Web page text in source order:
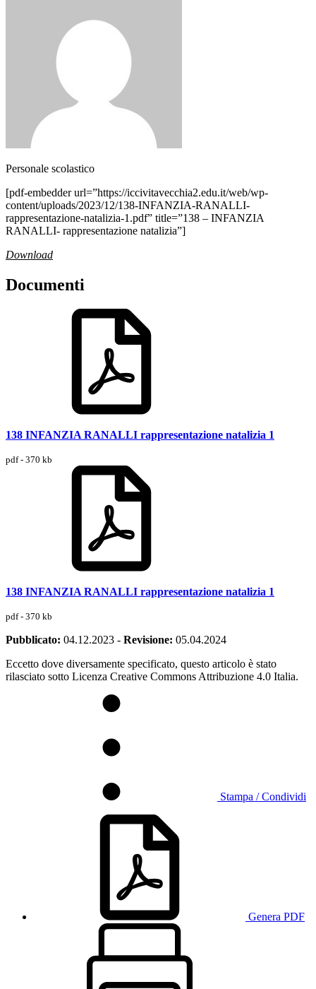
Personale scolastico
[pdf-embedder url=”https://iccivitavecchia2.edu.it/web/wp-
content/uploads/2023/12/138-INFANZIA-RANALLI-
rappresentazione-natalizia-1.pdf” title=”138 – INFANZIA
RANALLI- rappresentazione natalizia”]
Download
Documenti
138 INFANZIA RANALLI rappresentazione natalizia 1
pdf - 370 kb
138 INFANZIA RANALLI rappresentazione natalizia 1
pdf - 370 kb
Pubblicato: 04.12.2023 - Revisione: 05.04.2024
Eccetto dove diversamente specificato, questo articolo è stato
rilasciato sotto Licenza Creative Commons Attribuzione 4.0 Italia.
Stampa / Condividi
Genera PDF